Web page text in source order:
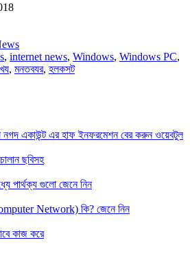
, internet news, Windows, Windows PC,
, মনতবযর, হলকসট
নগদ একাউন্ট এর হাফ ইনফরমেশন বের করুন ওয়েবটুল
ছবিসহ
পার্থক্য গুলো জেনে নিন
Network) কি? জেনে নিন
কাজ করে